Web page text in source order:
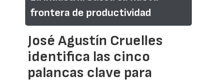
frontera de productividad
José Agustín Cruelles
identifica las cinco
palancas clave para